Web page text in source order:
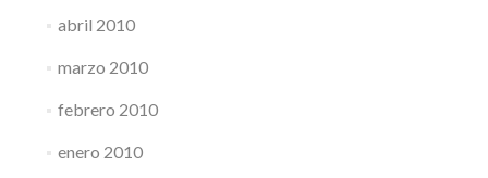
abril 2010
marzo 2010
febrero 2010
enero 2010